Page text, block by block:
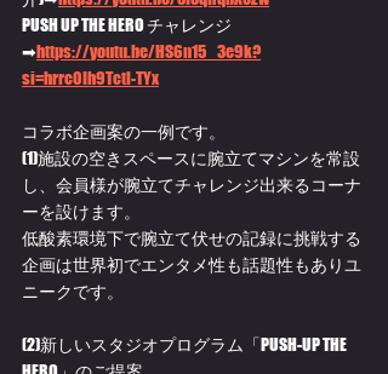
PUSH UP THE HERO チャレンジ
➡https://youtu.be/HS6n15_3e9k?
si=hrrc0Ih9Tctl-TYx
コラボ企画案の一例です。
(1)施設の空きスペースに腕立てマシンを常設
し、会員様が腕立てチャレンジ出来るコーナ
ーを設けます。
低酸素環境下で腕立て伏せの記録に挑戦する
企画は世界初でエンタメ性も話題性もありユ
ニークです。
(2)新しいスタジオプログラム「PUSH-UP THE